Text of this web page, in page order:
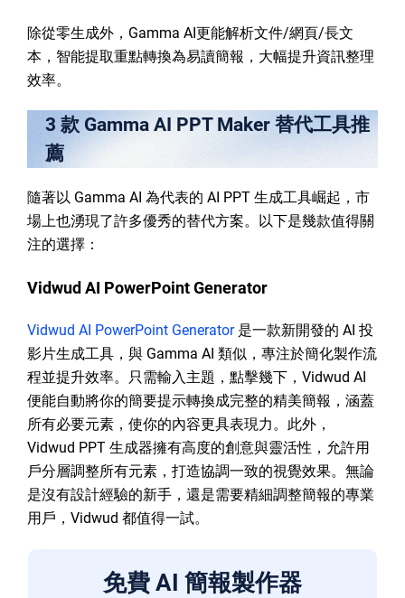
除從零生成外，Gamma AI更能解析文件/網頁/長文
本，智能提取重點轉換為易讀簡報，大幅提升資訊整理
效率。
3 款 Gamma AI PPT Maker 替代工具推
薦
隨著以 Gamma AI 為代表的 AI PPT 生成工具崛起，市
場上也湧現了許多優秀的替代方案。以下是幾款值得關
注的選擇：
Vidwud AI PowerPoint Generator
Vidwud AI PowerPoint Generator是一款新開發的 AI 投
影片生成工具，與 Gamma AI 類似，專注於簡化製作流
程並提升效率。只需輸入主題，點擊幾下，Vidwud AI
便能自動將你的簡要提示轉換成完整的精美簡報，涵蓋
所有必要元素，使你的內容更具表現力。此外，
Vidwud PPT 生成器擁有高度的創意與靈活性，允許用
戶分層調整所有元素，打造協調一致的視覺效果。無論
是沒有設計經驗的新手，還是需要精細調整簡報的專業
用戶，Vidwud 都值得一試。
免費 AI 簡報製作器